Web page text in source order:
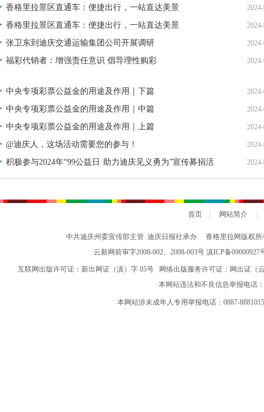
单公示
香格里拉景区直通车：便捷出行，一站直达美景
香格里拉景区直通车：便捷出行，一站直达美景
张卫东到迪庆交通运输集团公司开展调研
福彩代销者：增强责任意识 倡导理性购彩
中央专项彩票公益金的用途及作用｜下篇
中央专项彩票公益金的用途及作用｜中篇
中央专项彩票公益金的用途及作用｜上篇
@迪庆人，这场活动需要您的参与！
积极参与2024年“99公益日·助力迪庆见义勇为”宣传募捐活
动倡议书